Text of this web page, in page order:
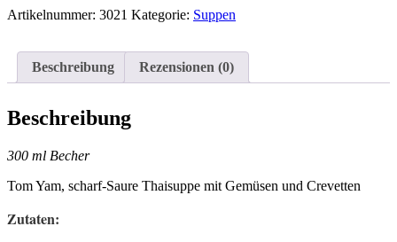
Artikelnummer: 3021 Kategorie: Suppen
Beschreibung Rezensionen (0)
Beschreibung
300 ml Becher
Tom Yam, scharf-Saure Thaisuppe mit Gemüsen und Crevetten
Zutaten: